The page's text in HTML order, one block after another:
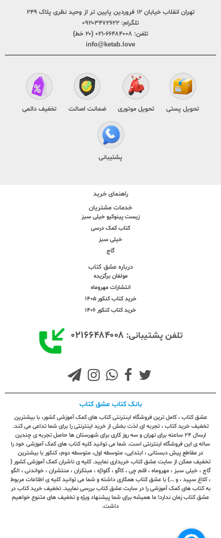
تهران انقلاب خیابان ۱۲ فروردین پایین تر از وحید نظری پلاک ۲۴۹
تلگرام: ۰۹۲۰۳۴۷۲۶۲۲
تلفن: ۶۶۴۸۴۰۰۸-۰۲۱ (۲۰ خط)
info@ketab.love
تحویل پستی تحویل موتوری ضمانت اصالت تخفیف دائمی
پشتیبانی
راهنمای خرید
خدمات مشتریان
زیست پینوکیو خیلی سبز
کتاب کمک درسی
خیلی سبز
گاج
درباره عشق کتاب
مولفان برگزیده
انتشارات مهروماه
خرید کتاب کنکور 1405
خرید کتاب کنکور 1406
تلفن پشتیبانی: ۰۲۱۶۶۴۸۴۰۰۸
بانک کتاب عشق کتاب
عشق کتاب ، کامل ترین فروشگاه اینترنتی کتاب های کمک آموزشی کشور، با بیشترین
تخفیف خرید کتاب ، تجربه ای لذت بخش از خرید اینترنتی را برای شما تداعی می کند.
ارسال ٢٤ ساعته برای تهران و سه روز کاری برای شهرستان ها حاصل تجربه ی چندین
ساله ی این فروشگاه اینترنتی است. شما می توانید کلیه کتاب های کمک آموزشی خود را
در مقاطع پیش دبستانی ، ابتدایی، متوسطه اول، متوسطه دوم، کنکور با بیشترین
تخفیف ممکن از سایت عشق کتاب خریداری نمایید. کلیه ی ناشران کمک آموزشی کشور (
گاج ، خیلی سبز ، مهروماه ، قلم چی ، کاگو ، گلواژه ، مبتکران ، منتشران ، خواندنی ، الگو
، کلاغ سپید ، و ...) با عشق کتاب همکاری داشته و شما می توانید کلیه ی اطلاعات مربوط
به کتاب های کمک آموزشی را در سایت عشق کتاب بررسی نمایید. تخفیف خرید کتاب در
عشق کتاب زمان ندارد! ما همیشه برای شما پیشنهاد ویژه و تخفیف های متنوع خواهیم
داشت.